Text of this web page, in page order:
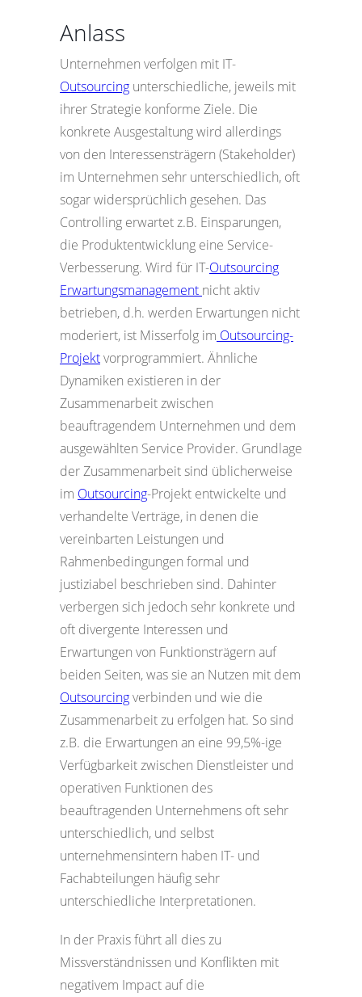
Anlass
Unternehmen verfolgen mit IT-
Outsourcing unterschiedliche, jeweils mit
ihrer Strategie konforme Ziele. Die
konkrete Ausgestaltung wird allerdings
von den Interessensträgern (Stakeholder)
im Unternehmen sehr unterschiedlich, oft
sogar widersprüchlich gesehen. Das
Controlling erwartet z.B. Einsparungen,
die Produktentwicklung eine Service-
Verbesserung. Wird für IT-Outsourcing
Erwartungsmanagement nicht aktiv
betrieben, d.h. werden Erwartungen nicht
moderiert, ist Misserfolg im Outsourcing-
Projektvorprogrammiert. Ähnliche
Dynamiken existieren in der
Zusammenarbeit zwischen
beauftragendem Unternehmen und dem
ausgewählten Service Provider. Grundlage
der Zusammenarbeit sind üblicherweise
im Outsourcing-Projekt entwickelte und
verhandelte Verträge, in denen die
vereinbarten Leistungen und
Rahmenbedingungen formal und
justiziabel beschrieben sind. Dahinter
verbergen sich jedoch sehr konkrete und
oft divergente Interessen und
Erwartungen von Funktionsträgern auf
beiden Seiten, was sie an Nutzen mit dem
Outsourcingverbinden und wie die
Zusammenarbeit zu erfolgen hat. So sind
z.B. die Erwartungen an eine 99,5%-ige
Verfügbarkeit zwischen Dienstleister und
operativen Funktionen des
beauftragenden Unternehmens oft sehr
unterschiedlich, und selbst
unternehmensintern haben IT- und
Fachabteilungen häufig sehr
unterschiedliche Interpretationen.
In der Praxis führt all dies zu
Missverständnissen und Konflikten mit
negativem Impact auf die